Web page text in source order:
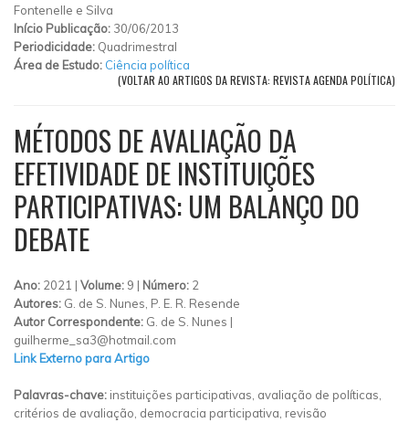
Fontenelle e Silva
Início Publicação: 30/06/2013
Periodicidade: Quadrimestral
Área de Estudo: Ciência política
(VOLTAR AO ARTIGOS DA REVISTA: REVISTA AGENDA POLÍTICA)
MÉTODOS DE AVALIAÇÃO DA
EFETIVIDADE DE INSTITUIÇÕES
PARTICIPATIVAS: UM BALANÇO DO
DEBATE
Ano: 2021 | Volume: 9 | Número: 2
Autores: G. de S. Nunes, P. E. R. Resende
Autor Correspondente: G. de S. Nunes |
guilherme_sa3@hotmail.com
Link Externo para Artigo
Palavras-chave: instituições participativas, avaliação de políticas,
critérios de avaliação, democracia participativa, revisão